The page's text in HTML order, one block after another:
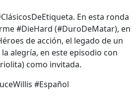
En esta ronda
#DieHard (#DuroDeMatar), en
de acción, el legado de un
alegría, en este episodio con
como invitada.
#Español